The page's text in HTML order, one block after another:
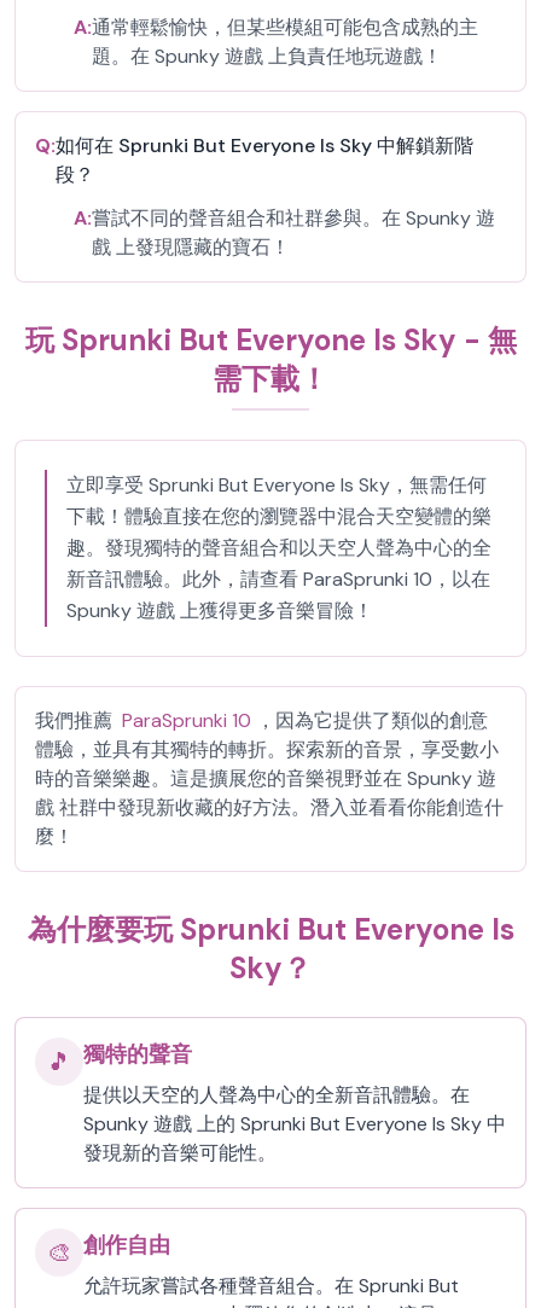
A:通常輕鬆愉快，但某些模組可能包含成熟的主
題。在 Spunky 遊戲 上負責任地玩遊戲！
Q:如何在 Sprunki But Everyone Is Sky 中解鎖新階
段？
A:嘗試不同的聲音組合和社群參與。在 Spunky 遊
戲 上發現隱藏的寶石！
玩 Sprunki But Everyone Is Sky - 無
需下載！
立即享受 Sprunki But Everyone Is Sky，無需任何
下載！體驗直接在您的瀏覽器中混合天空變體的樂
趣。發現獨特的聲音組合和以天空人聲為中心的全
新音訊體驗。此外，請查看 ParaSprunki 10，以在
Spunky 遊戲 上獲得更多音樂冒險！
我們推薦 ParaSprunki 10 ，因為它提供了類似的創意
體驗，並具有其獨特的轉折。探索新的音景，享受數小
時的音樂樂趣。這是擴展您的音樂視野並在 Spunky 遊
戲 社群中發現新收藏的好方法。潛入並看看你能創造什
麼！
為什麼要玩 Sprunki But Everyone Is
Sky？
🎵 獨特的聲音
提供以天空的人聲為中心的全新音訊體驗。在
Spunky 遊戲 上的 Sprunki But Everyone Is Sky 中
發現新的音樂可能性。
🎨 創作自由
允許玩家嘗試各種聲音組合。在 Sprunki But